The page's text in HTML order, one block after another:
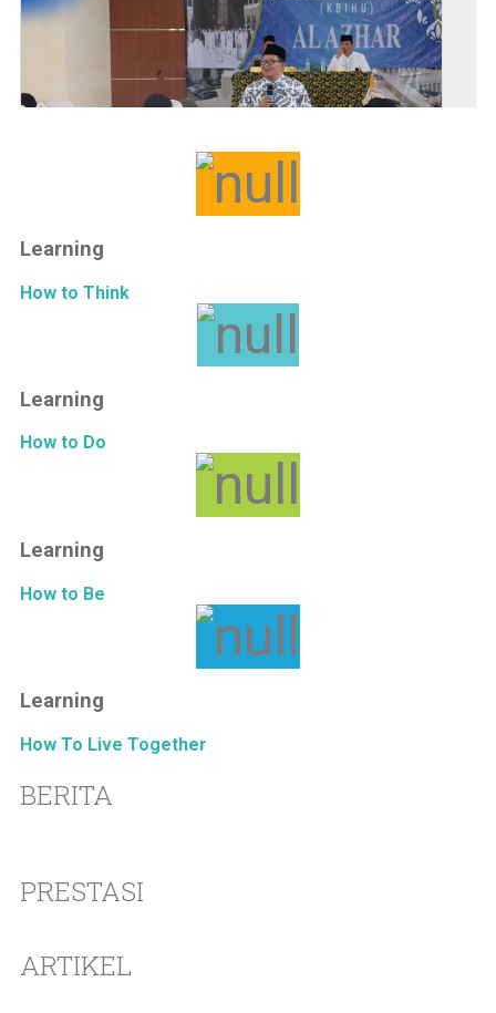
Learning
How to Think
Learning
How to Do
Learning
How to Be
Learning
How To Live Together
BERITA
PRESTASI
ARTIKEL